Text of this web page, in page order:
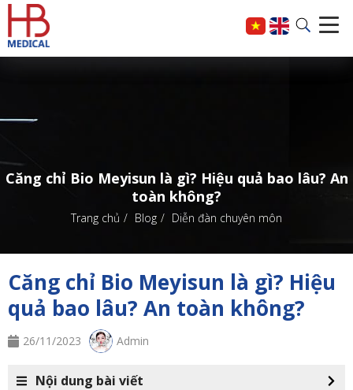
Căng chỉ Bio Meyisun là gì? Hiệu quả bao lâu? An
toàn không?
Trang chủ Blog Diễn đàn chuyên môn
Căng chỉ Bio Meyisun là gì? Hiệu
quả bao lâu? An toàn không?
26/11/2023 Admin
Nội dung bài viết